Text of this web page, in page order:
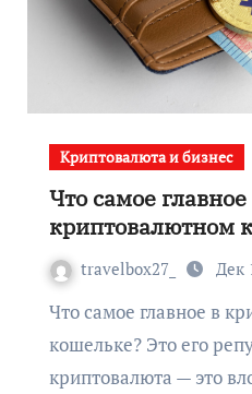
Криптовалюта и бизнес
Что самое главное
криптовалютном
travelbox27_ Дек
Что самое главное в криптовалютном
кошельке? Это его
криптовалюта — это